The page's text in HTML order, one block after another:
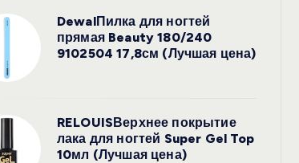
DewalПилка для ногтей
прямая Beauty 180/240
9102504 17,8см (Лучшая цена)
RELOUISВерхнее покрытие
лака для ногтей Super Gel Top
10мл (Лучшая цена)